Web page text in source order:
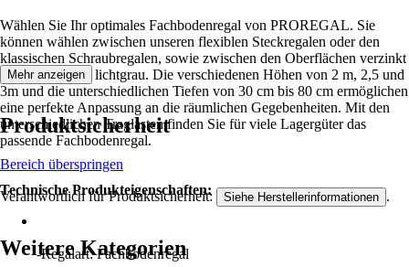
Wählen Sie Ihr optimales Fachbodenregal von PROREGAL. Sie
können wählen zwischen unseren flexiblen Steckregalen oder den
klassischen Schraubregalen, sowie zwischen den Oberflächen verzinkt
oder RAL 7035 lichtgrau. Die verschiedenen Höhen von 2 m, 2,5 und
3m und die unterschiedlichen Tiefen von 30 cm bis 80 cm ermöglichen
eine perfekte Anpassung an die räumlichen Gegebenheiten. Mit den
unterschiedlichen Traglasten finden Sie für viele Lagergüter das
passende Fachbodenregal.
Technische Produkteigenschaften:
-Regalart: Fachbodenregal
Mehr anzeigen
Produktsicherheit
Bereich überspringen
Verantwortlich für Produktsicherheit: Siehe Herstellerinformationen .
Weitere Kategorien